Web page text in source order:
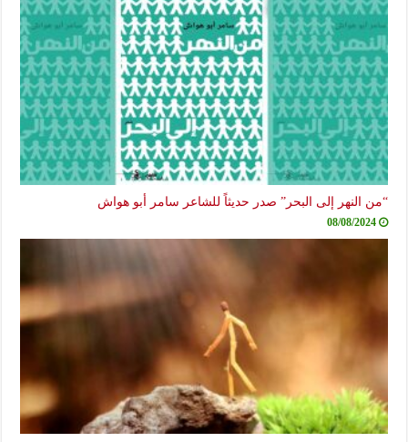
“من النهر إلى البحر” صدر حديثاً للشاعر سامر أبو هواش
08/08/2024